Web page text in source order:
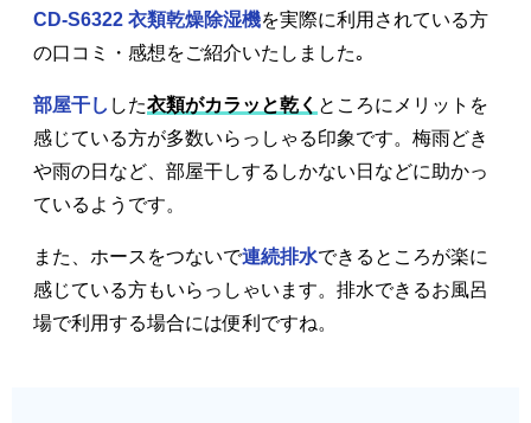
CD-S6322 衣類乾燥除湿機を実際に利用されている方
の口コミ・感想をご紹介いたしました｡
部屋干し した衣類がカラッと乾く ところにメリットを
感じている方が多数いらっしゃる印象です。梅雨どき
や雨の日など、部屋干しするしかない日などに助かっ
ているようです。
また、ホースをつないで連続排水できるところが楽に
感じている方もいらっしゃいます。排水できるお風呂
場で利用する場合には便利ですね。